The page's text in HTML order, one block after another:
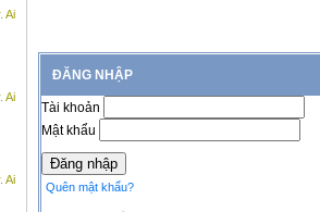
Ai
Ai
Ai
ĐĂNG NHẬP
Tài khoản
Mật khẩu
Quên mật khẩu?